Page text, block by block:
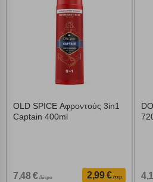
OLD SPICE Αφροντούς 3in1
Captain 400ml
7,48 € /λίτρο 2,99 € /τεμ.